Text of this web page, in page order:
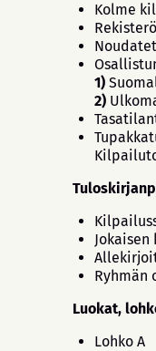
Kolme
1)
2)
Ryhmän
Luokat,
Lohko A